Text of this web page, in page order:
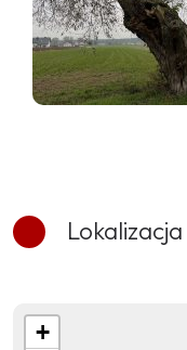
Lokalizacja
+